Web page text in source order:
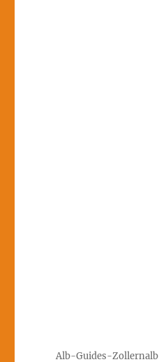
Alb-Guides-Zollernalb